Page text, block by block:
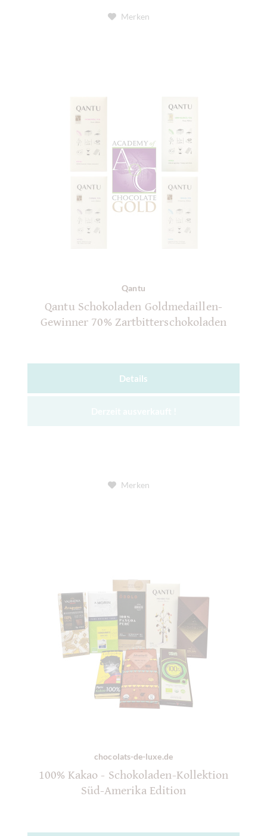
Merken
Qantu
Qantu Schokoladen Goldmedaillen-
Gewinner 70% Zartbitterschokoladen
Details
Merken
chocolats-de-luxe.de
100% Kakao - Schokoladen-Kollektion
Süd-Amerika Edition